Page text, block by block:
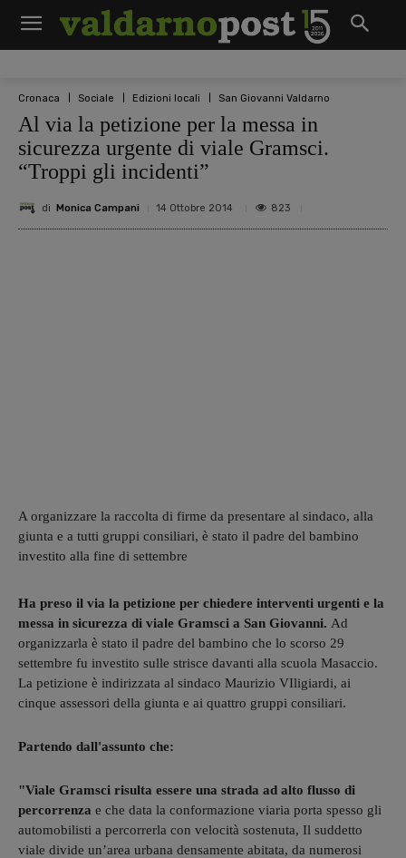
Cronaca Sociale Edizioni locali San Giovanni Valdarno
Al via la petizione per la messa in
sicurezza urgente di viale Gramsci.
“Troppi gli incidenti”
di Monica Campani 14 Ottobre 2014 823
A organizzare la raccolta di firme da presentare al sindaco, alla
giunta e a tutti gruppi consiliari, è stato il padre del bambino
investito alla fine di settembre
Ha preso il via la petizione per chiedere interventi urgenti e la
messa in sicurezza di viale Gramsci a San Giovanni. Ad
organizzarla è stato il padre del bambino che lo scorso 29
settembre fu investito sulle strisce davanti alla scuola Masaccio.
La petizione è indirizzata al sindaco Maurizio VIligiardi, ai
cinque assessori della giunta e ai quattro gruppi consiliari.
Partendo dall'assunto che:
"Viale Gramsci risulta essere una strada ad alto flusso di
percorrenza e che data la conformazione viaria porta spesso gli
automobilisti a percorrerla con velocità sostenuta, Il suddetto
viale divide un’area urbana densamente abitata, da numerosi